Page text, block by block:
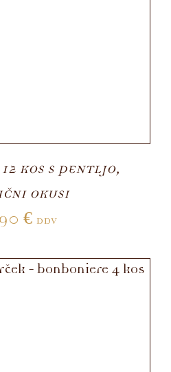
KOS S PENTLJO,
OKUSI
€ DDV